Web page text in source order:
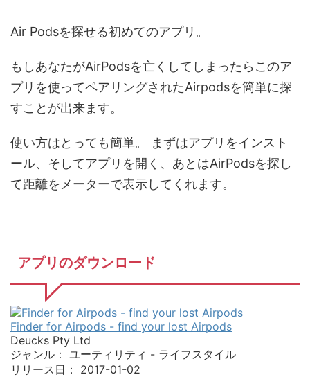
Air Podsを探せる初めてのアプリ。
もしあなたがAirPodsを亡くしてしまったらこのア
プリを使ってペアリングされたAirpodsを簡単に探
すことが出来ます。
使い方はとっても簡単。 まずはアプリをインスト
ール、そしてアプリを開く、あとはAirPodsを探し
て距離をメーターで表示してくれます。
アプリのダウンロード
Finder for Airpods - find your lost Airpods
Deucks Pty Ltd
ジャンル： ユーティリティ - ライフスタイル
リリース日： 2017-01-02